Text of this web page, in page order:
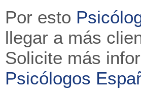
Por esto
llegar a más
Solicite más
Psicólogos